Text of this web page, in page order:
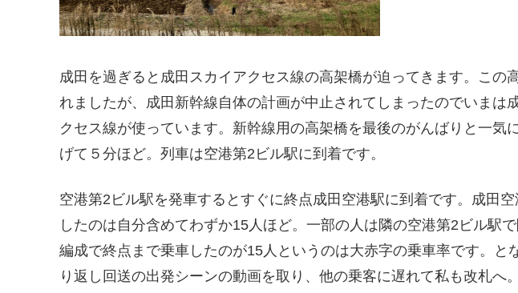
成田を過ぎると成田スカイアクセス線の高架橋が迫ってきます。この
れましたが、成田新幹線自体の計画が中止されてしまったのでいまは
クセス線が使っています。新幹線用の高架橋を最後のがんばりと一気
げて５分ほど。列車は空港第2ビル駅に到着です。
空港第2ビル駅を発車するとすぐに終点成田空港駅に到着です。成田
したのは自分含めてわずか15人ほど。一部の人は隣の空港第2ビル駅
編成で終点まで乗車したのが15人というのは大赤字の乗車率です。と
り返し回送の出発シーンの動画を取り、他の乗客に遅れて私も改札へ